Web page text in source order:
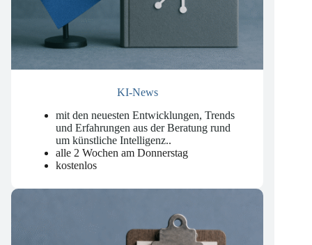
mit den neuesten Entwicklungen, Trends
und Erfahrungen aus der Beratung rund
um künstliche Intelligenz..
alle 2 Wochen am Donnerstag